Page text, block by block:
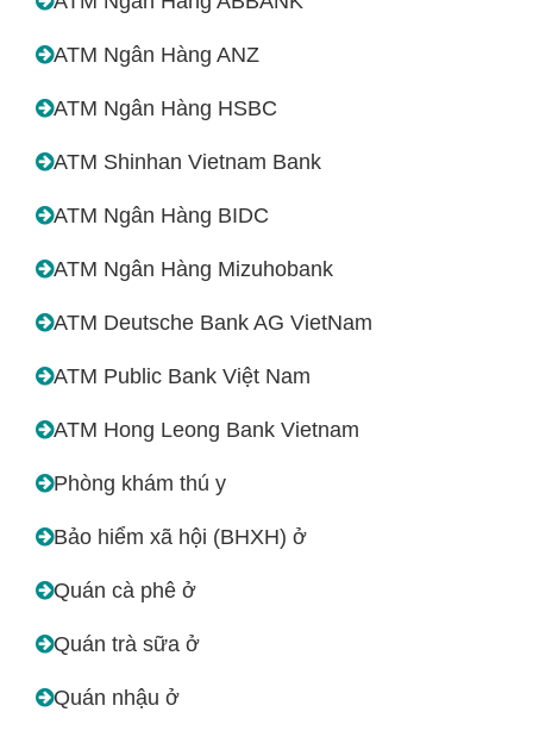
ATM Ngân Hàng ANZ
ATM Ngân Hàng HSBC
ATM Shinhan Vietnam Bank
ATM Ngân Hàng BIDC
ATM Ngân Hàng Mizuhobank
ATM Deutsche Bank AG VietNam
ATM Public Bank Việt Nam
ATM Hong Leong Bank Vietnam
Phòng khám thú y
Bảo hiểm xã hội (BHXH) ở
Quán cà phê ở
Quán trà sữa ở
Quán nhậu ở